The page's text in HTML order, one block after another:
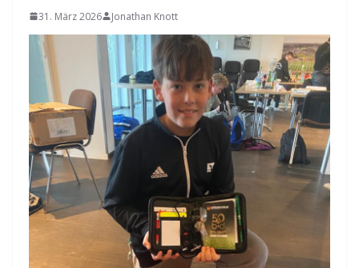
31. März 2026 Jonathan Knott